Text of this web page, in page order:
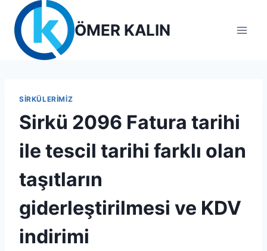
content
ÖMER KALIN
SIRKÜLERIMIZ
Sirkü 2096 Fatura tarihi
ile tescil tarihi farklı olan
taşıtların
giderleştirilmesi ve KDV
indirimi